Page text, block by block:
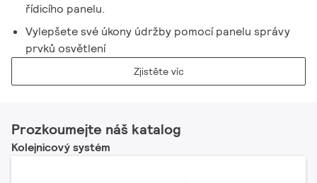
řídicího panelu. ​
Vylepšete své úkony údržby pomocí panelu správy
prvků osvětlení
Zjistěte víc
Prozkoumejte náš katalog
Kolejnicový systém